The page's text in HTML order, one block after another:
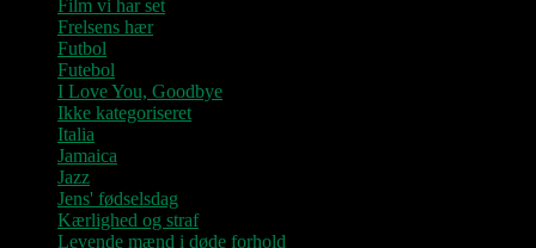
Film vi har set
Frelsens hær
Futbol
Futebol
I Love You, Goodbye
Ikke kategoriseret
Italia
Jamaica
Jazz
Jens' fødselsdag
Kærlighed og straf
Levende mænd i døde forhold